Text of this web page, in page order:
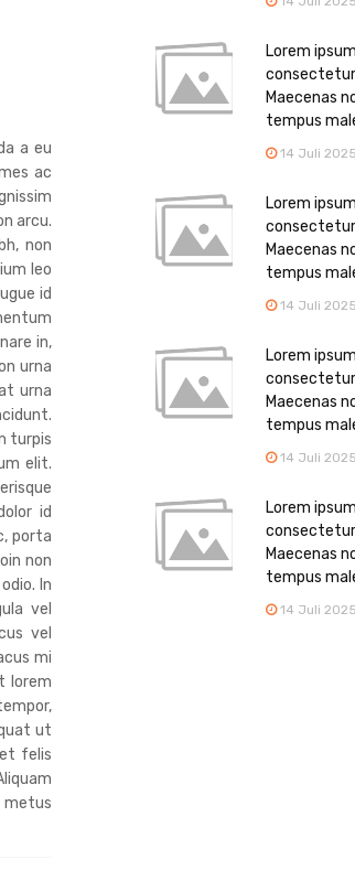
a eu
ac
arcu.
non
leo
id
in,
urna
urna
turpis
elit.
id
porta
non
In
vel
vel
mi
lorem
ut
felis
metus
Lorem
Maecenas
tempus
14 Juli 2025
Lorem
Maecenas
tempus
14 Juli 2025
Lorem
Maecenas
tempus
14 Juli 2025
Lorem
Maecenas
tempus
14 Juli 2025